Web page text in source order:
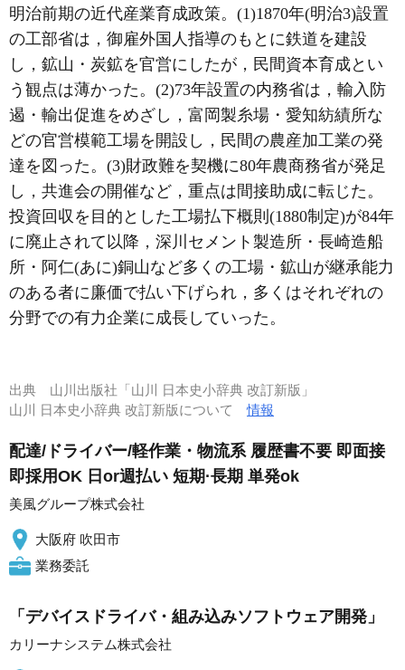
明治前期の近代産業育成政策。(1)1870年(明治3)設置
の工部省は，御雇外国人指導のもとに鉄道を建設
し，鉱山・炭鉱を官営にしたが，民間資本育成とい
う観点は薄かった。(2)73年設置の内務省は，輸入防
遏・輸出促進をめざし，富岡製糸場・愛知紡績所な
どの官営模範工場を開設し，民間の農産加工業の発
達を図った。(3)財政難を契機に80年農商務省が発足
し，共進会の開催など，重点は間接助成に転じた。
投資回収を目的とした工場払下概則(1880制定)が84年
に廃止されて以降，深川セメント製造所・長崎造船
所・阿仁(あに)銅山など多くの工場・鉱山が継承能力
のある者に廉価で払い下げられ，多くはそれぞれの
分野での有力企業に成長していった。
出典 山川出版社「山川 日本史小辞典 改訂新版」
山川 日本史小辞典 改訂新版について情報
配達/ドライバー/軽作業・物流系 履歴書不要 即面接
即採用OK 日or週払い 短期·長期 単発ok
美風グループ株式会社
大阪府 吹田市
業務委託
「デバイスドライバ・組み込みソフトウェア開発」
カリーナシステム株式会社